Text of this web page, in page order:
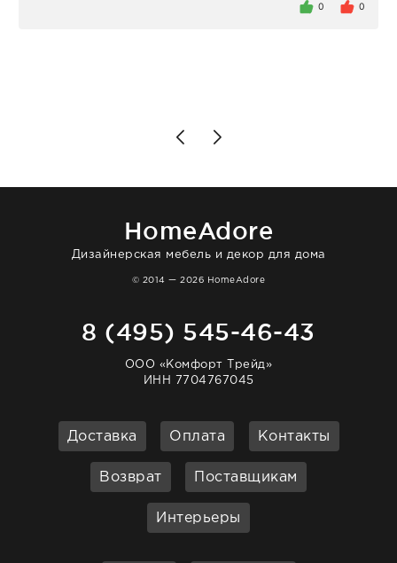
то качество выше всяких похвал. Выглядит
0 0
HomeAdore
Дизайнерская мебель и декор для дома
© 2014 — 2026 HomeAdore
8 (495) 545-46-43
ООО «Комфорт Трейд»
ИНН 7704767045
Доставка Оплата Контакты
Возврат Поставщикам
Интерьеры